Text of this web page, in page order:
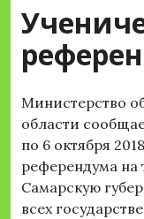
Министерство
области
по 6 октября
референдума на
Самарскую
всех